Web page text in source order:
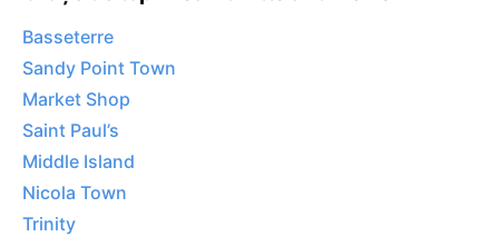
Basseterre
Sandy Point Town
Market Shop
Saint Paul’s
Middle Island
Nicola Town
Trinity